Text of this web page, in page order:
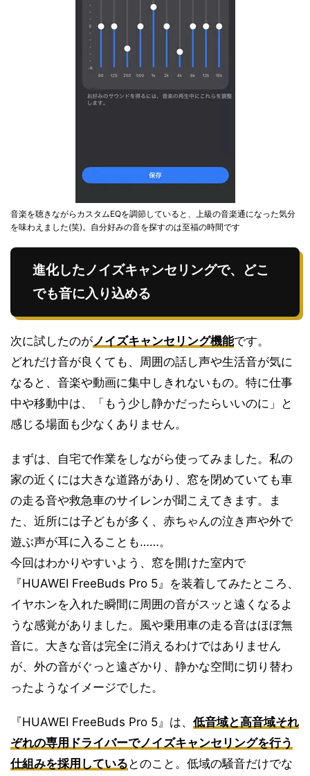
音楽を聴きながらカスタムEQを調節していると、上級の音楽通になった気分
を味わえました(笑)。自分好みの音を探すのは至福の時間です
進化したノイズキャンセリングで、どこ
でも音に入り込める
次に試したのが ノイズキャンセリング機能です。
どれだけ音が良くても、周囲の話し声や生活音が気に
なると、音楽や動画に集中しきれないもの。特に仕事
中や移動中は、「もう少し静かだったらいいのに」と
感じる場面も少なくありません。
まずは、自宅で作業をしながら使ってみました。私の
家の近くには大きな道路があり、窓を閉めていても車
の走る音や救急車のサイレンが聞こえてきます。ま
た、近所には子どもが多く、赤ちゃんの泣き声や外で
遊ぶ声が耳に入ることも……。
今回はわかりやすいよう、窓を開けた室内で
『HUAWEI FreeBuds Pro 5』を装着してみたところ、
イヤホンを入れた瞬間に周囲の音がスッと遠くなるよ
うな感覚がありました。風や乗用車の走る音はほぼ無
音に。大きな音は完全に消えるわけではありません
が、外の音がぐっと遠ざかり、静かな空間に切り替わ
ったようなイメージでした。
『HUAWEI FreeBuds Pro 5』は、 低音域と高音域それ
ぞれの専用ドライバーでノイズキャンセリングを行う
仕組みを採用している とのこと。低域の騒音だけでな